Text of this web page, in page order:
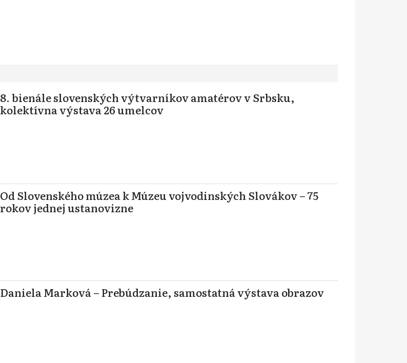
8. bienále slovenských výtvarníkov amatérov v Srbsku,
kolektívna výstava 26 umelcov
Od Slovenského múzea k Múzeu vojvodinských Slovákov – 75
rokov jednej ustanovizne
Daniela Marková – Prebúdzanie, samostatná výstava obrazov